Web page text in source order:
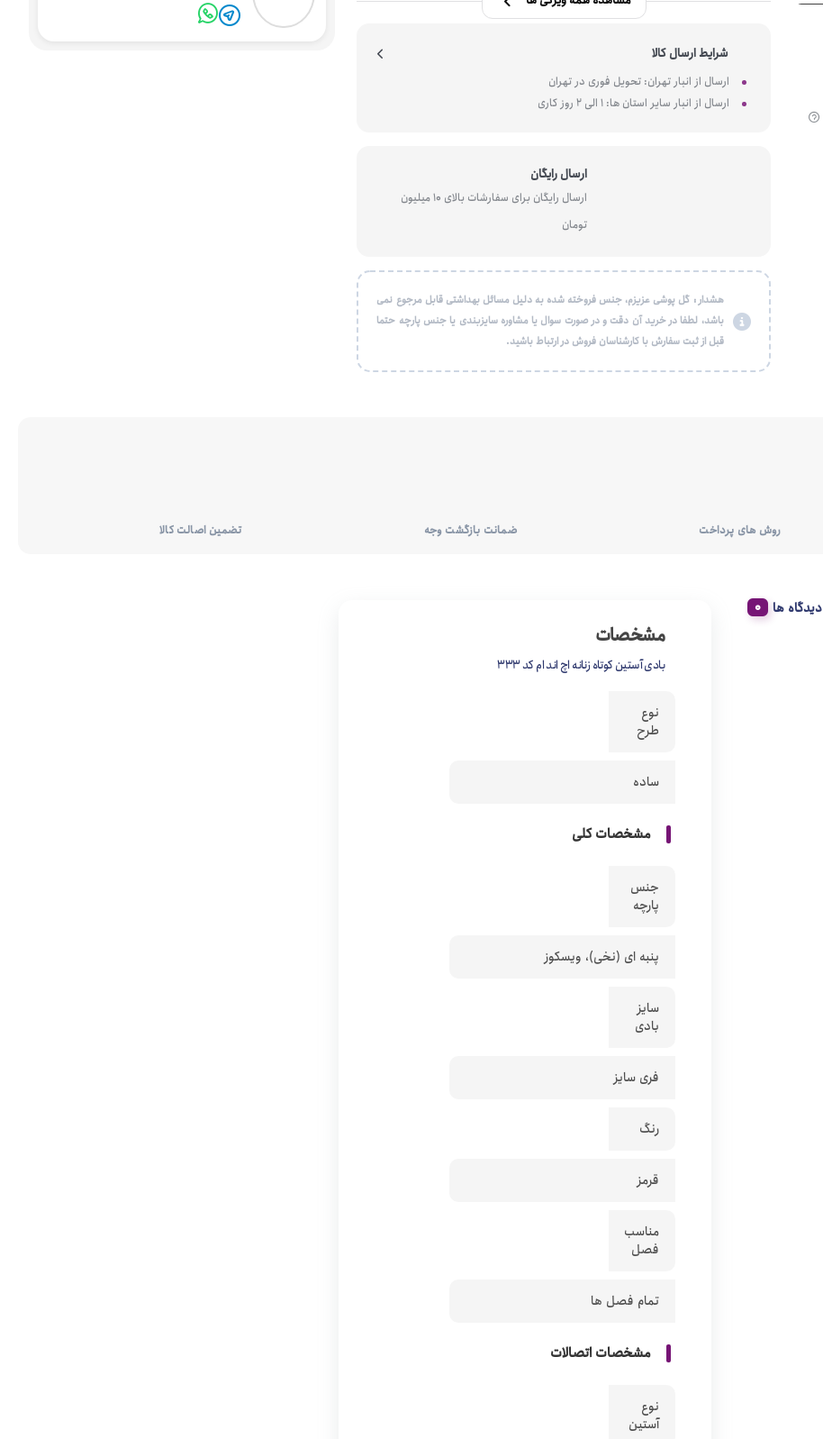
شرایط ارسال کالا
ارسال از انبار تهران: تحویل فوری در تهران
ارسال از انبار سایر استان ها: 1 الی 2 روز کاری
ارسال رایگان
ارسال رایگان برای سفارشات بالای 10 میلیون
تومان
هشدار : گل پوشی عزیزم، جنس فروخته شده به دلیل مسائل بهداشتی قابل مرجوع نمی
باشد، لطفا در خرید آن دقت و در صورت سوال یا مشاوره سایزبندی یا جنس پارچه حتما
قبل از ثبت سفارش با کارشناسان فروش در ارتباط باشید.
روش های پرداخت ضمانت بازگشت وجه تضمین اصالت کالا
دیدگاه ها
مشخصات
بادی آستین کوتاه زنانه اچ اند ام کد 333
نوع
طرح
ساده
مشخصات کلی
جنس
پارچه
پنبه ای (نخی)، ویسکوز
سایز
بادی
فری سایز
رنگ
قرمز
مناسب
فصل
تمام فصل ها
مشخصات اتصالات
نوع
آستین